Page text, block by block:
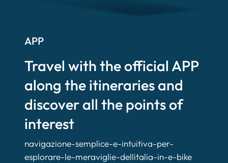
APP
Travel with the official APP
along the itineraries and
discover all the points of
interest
navigazione-semplice-e-intuitiva-per-
esplorare-le-meraviglie-dellitalia-in-e-bike